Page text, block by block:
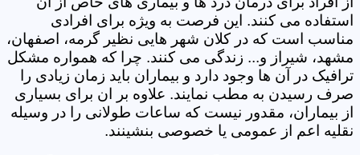
استفاده می کنند. این فرصت به ویژه برای افرادی
مناسب است که در کلان شهر هایی نظیر گرمه، اصفهان،
مشهد، شیراز و... زندگی می کنند. چرا که همواره مشکل
ترافیک در آن ها وجود دارد و بیماران باید زمان زیادی را
صرف رسیدن به مطب نمایند. علاوه بر ان برای بسیاری
از بیماران، مقدور نیست که ساعات طولانی را در وسیله
نقلیه اعم از عمومی یا خصوصی بنشینند.